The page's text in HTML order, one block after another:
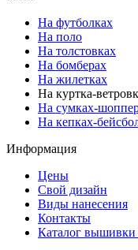
На футболках
На поло
На толстовках
На бомберах
На жилетках
На куртка-
На сумках-
На кепках-
Информация
Цены
Свой дизайн
Виды нанесения
Контакты
Каталог вышивки